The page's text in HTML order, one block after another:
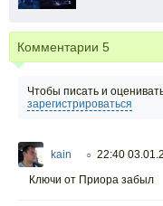
Комментарии 5
Чтобы писать и
зарегистрироваться
kain ○ 22:40
Ключи от Приора забыл